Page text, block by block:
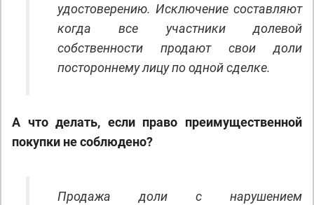
удостоверению. Исключение составляют
когда все участники долевой
собственности продают свои доли
постороннему лицу по одной сделке.
А что делать, если право преимущественной
покупки не соблюдено?
Продажа доли с нарушением